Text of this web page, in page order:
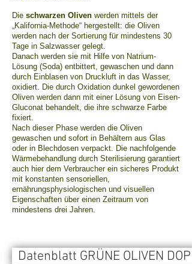
Die schwarzen Oliven werden mittels der
„Kalifornia-Methode“ hergestellt: die Oliven
werden nach der Sortierung für mindestens 30
Tage in Salzwasser gelegt.
Danach werden sie mit Hilfe von Natrium-
Lösung (Soda) entbittert, gewaschen und dann
durch Einblasen von Druckluft in das Wasser,
oxidiert. Die durch Oxidation dunkel gewordenen
Oliven werden dann mit einer Lösung von Eisen-
Gluconat behandelt, die ihre schwarze Farbe
fixiert.
Nach dieser Phase werden die Oliven
gewaschen und sofort in Behältern aus Glas
oder in Blechdosen verpackt. Die nachfolgende
Wärmebehandlung durch Sterilisierung garantiert
auch hier dem Verbraucher ein sicheres Produkt
mit konstanten sensoriellen,
ernährungsphysiologischen und visuellen
Eigenschaften über einen Zeitraum von
mindestens drei Jahren.
Datenblatt GRÜNE OLIVEN DOP